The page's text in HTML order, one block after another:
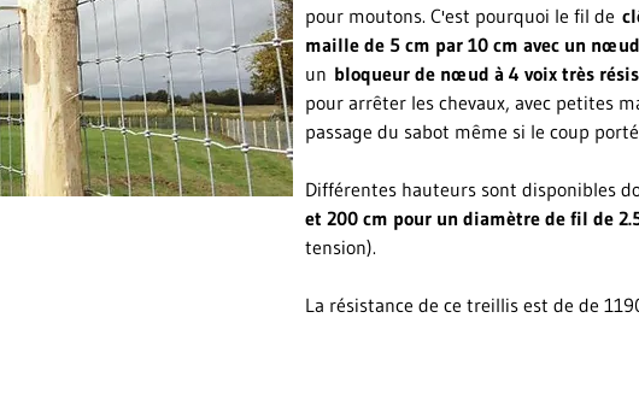
pour moutons. C'est pourquoi le fil de
maille de 5 cm par 10 cm avec un
un bloqueur de nœud à 4 voix très
pour arrêter les chevaux, avec petites
passage du sabot même si le coup
Différentes hauteurs sont disponibles
et 200 cm pour un diamètre de fil de
tension).
La résistance de ce treillis est de de